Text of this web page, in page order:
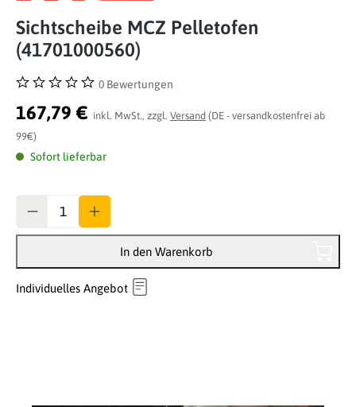
Sichtscheibe MCZ Pelletofen
(41701000560)
Durchschnittliche Bewertung von 0 von 5 Sternen
0 Bewertungen
167,79 € inkl. MwSt., zzgl. Versand (DE - versandkostenfrei ab
99€)
Sofort lieferbar
In den Warenkorb
Individuelles Angebot